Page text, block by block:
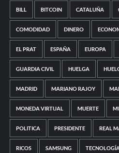
BILL BITCOIN CATALUÑA
COMODIDAD DINERO
EL PRAT ESPAÑA EUROPA
GUARDIA CIVIL HUELGA
MADRID MARIANO RAJOY
MONEDA VIRTUAL MUERTE
POLITICA PRESIDENTE REAL
RICOS SAMSUNG